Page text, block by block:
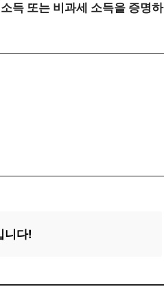
득 또는 비과세 소득을 증명하
니다!